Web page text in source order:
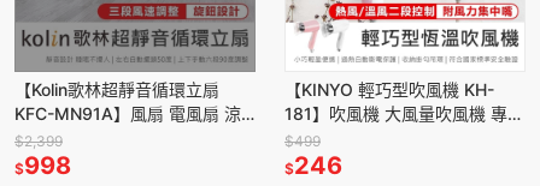
【Kolin歌林超靜音循環立扇
KFC-MN91A】風扇 電風扇 涼
風扇 靜音風扇 立扇 循環扇 節能
扇 渦流空氣循環扇
$2,399
$998
【KINYO 輕巧型吹風機 KH-
181】吹風機 大風量吹風機 專業
吹風機 沙龍級吹風機 負離子吹
風機
$499
$246